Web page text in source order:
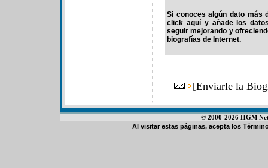
Si conoces algún dato más
click aquí y añade los
seguir mejorando y
biografías de Internet.
[Enviarle la
© 2000-2026 HGM
Al visitar estas páginas, acepta los